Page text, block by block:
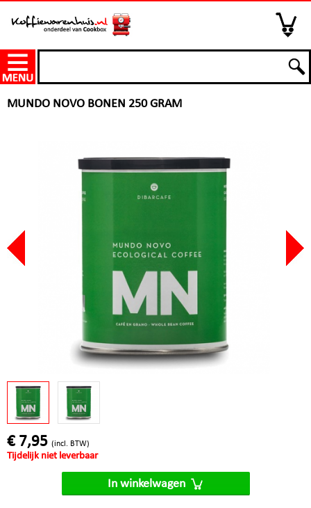
MUNDO NOVO BONEN 250 GRAM
€ 7,95 (incl. BTW)
Tijdelijk niet leverbaar
In winkelwagen